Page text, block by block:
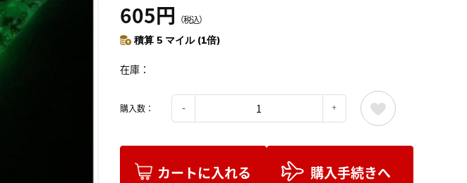
605円 （税込）
積算 5 マイル (1倍)
在庫
購入数：
カートに入れる 購入手続きへ